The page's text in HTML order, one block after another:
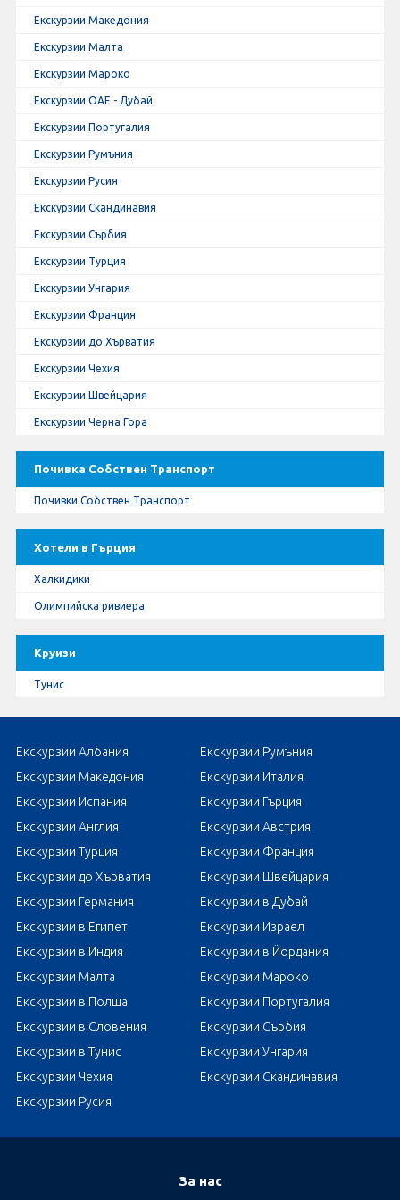
Екскурзии Македония
Екскурзии Малта
Екскурзии Мароко
Екскурзии ОАЕ - Дубай
Екскурзии Португалия
Екскурзии Румъния
Екскурзии Русия
Екскурзии Скандинавия
Екскурзии Сърбия
Екскурзии Турция
Екскурзии Унгария
Екскурзии Франция
Екскурзии до Хърватия
Екскурзии Чехия
Екскурзии Швейцария
Екскурзии Черна Гора
Почивка Собствен Транспорт
Почивки Собствен Транспорт
Хотели в Гърция
Халкидики
Олимпийска ривиера
Круизи
Тунис
Екскурзии Албания
Екскурзии Румъния
Екскурзии Македония
Екскурзии Италия
Екскурзии Испания
Екскурзии Гърция
Екскурзии Англия
Екскурзии Австрия
Екскурзии Турция
Екскурзии Франция
Екскурзии до Хърватия
Екскурзии Швейцария
Екскурзии Германия
Екскурзии в Дубай
Екскурзии в Египет
Екскурзии Израел
Екскурзии в Индия
Екскурзии в Йордания
Екскурзии Малта
Екскурзии Мароко
Екскурзии в Полша
Екскурзии Португалия
Екскурзии в Словения
Екскурзии Сърбия
Екскурзии в Тунис
Екскурзии Унгария
Екскурзии Чехия
Екскурзии Скандинавия
Екскурзии Русия
За нас